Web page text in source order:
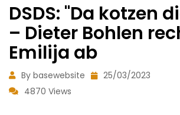
DSDS: "Da kotzen
– Dieter Bohlen
Emilija ab
By basewebsite
25/03/2023
4870 Views